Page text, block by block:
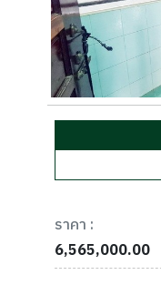
ราคา :
6,565,000.00